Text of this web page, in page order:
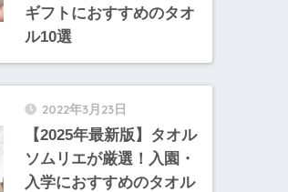
ギフトにおすすめのタオ
ル10選
2022年3月23日
【2025年最新版】タオル
ソムリエが厳選！入園・
入学におすすめのタオル